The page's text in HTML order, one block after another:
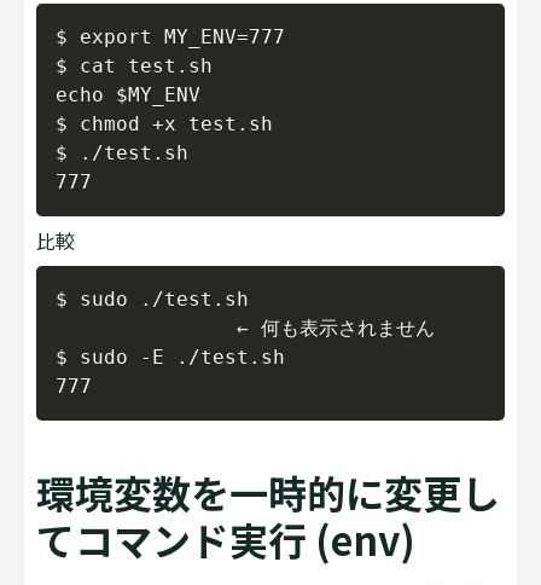
$ export MY_ENV=777
$ cat test.sh
echo $MY_ENV
$ chmod +x test.sh
$ ./test.sh
比較
$ sudo ./test.sh
               ← 何も表示されません
$ sudo -E ./test.sh
環境変数を一時的に変更し
てコマンド実行 (env)